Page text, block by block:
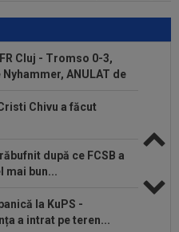
Cluj - Tromso 0-3,
ANULAT de
Chivu a făcut
după ce FCSB a
mai bun...
la KuPS -
a intrat pe teren...